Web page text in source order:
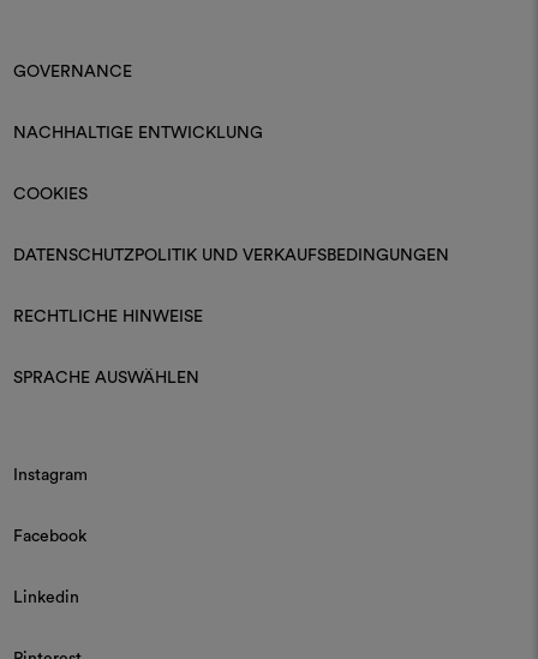
GOVERNANCE
NACHHALTIGE ENTWICKLUNG
COOKIES
DATENSCHUTZPOLITIK UND VERKAUFSBEDINGUNGEN
RECHTLICHE HINWEISE
SPRACHE AUSWÄHLEN
Instagram
Facebook
Linkedin